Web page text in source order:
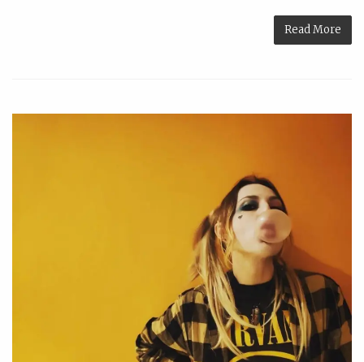
Read More